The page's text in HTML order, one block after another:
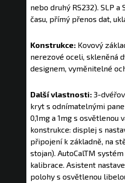
nebo druhý RS232). SLP a
času, přímý přenos dat,
Konstrukce: Kovový
nerezové oceli, skleněná
designem, vyměnitelné
Další vlastnosti: 3-
kryt s odnímatelnými
0,1mg a 1mg s osvětlenou
konstrukce: displej s
připojení k základně, na
stojan). AutoCalTM
kalibrace. Asistent
polohy s osvětlenou